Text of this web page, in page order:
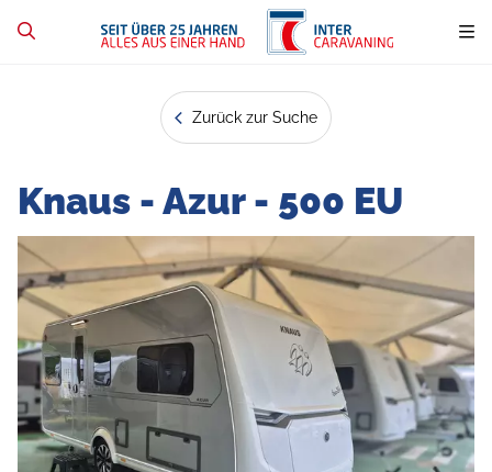
Zurück zur Suche
Knaus - Azur - 500 EU